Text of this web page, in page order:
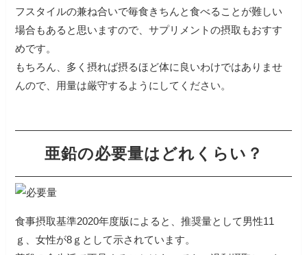
フスタイルの兼ね合いで毎食きちんと食べることが難しい
場合もあると思いますので、サプリメントの摂取もおすす
めです。
もちろん、多く摂れば摂るほど体に良いわけではありませ
んので、用量は厳守するようにしてください。
亜鉛の必要量はどれくらい？
食事摂取基準2020年度版によると、推奨量として男性11
ｇ、女性が8ｇとして示されています。